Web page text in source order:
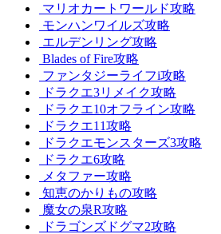
マリオカートワールド攻略
モンハンワイルズ攻略
エルデンリング攻略
Blades of Fire攻略
ファンタジーライフi攻略
ドラクエ3リメイク攻略
ドラクエ10オフライン攻略
ドラクエ11攻略
ドラクエモンスターズ3攻略
ドラクエ6攻略
メタファー攻略
知恵のかりもの攻略
魔女の泉R攻略
ドラゴンズドグマ2攻略